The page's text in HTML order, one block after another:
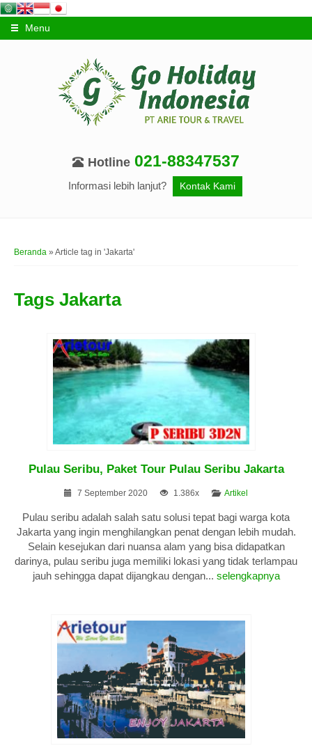
Menu
Hotline 021-88347537
Informasi lebih lanjut? Kontak Kami
Beranda » Article tag in 'Jakarta'
Tags Jakarta
Pulau Seribu, Paket Tour Pulau Seribu Jakarta
7 September 2020 1.386x Artikel
Pulau seribu adalah salah satu solusi tepat bagi warga kota
Jakarta yang ingin menghilangkan penat dengan lebih mudah.
Selain kesejukan dari nuansa alam yang bisa didapatkan
darinya, pulau seribu juga memiliki lokasi yang tidak terlampau
jauh sehingga dapat dijangkau dengan... selengkapnya